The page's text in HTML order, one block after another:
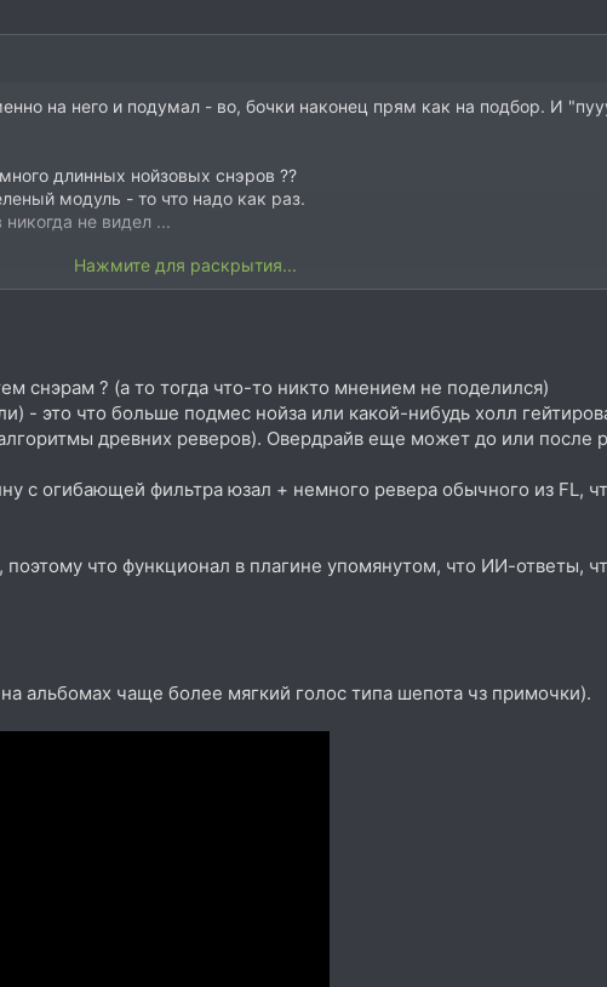
на него и подумал - во, бочки наконец прям как на подбор. И
длинных нойзовых снэров ??
модуль - то что надо как раз.
не видел ...
Нажмите для раскрытия...
снэрам ? (а то тогда что-то никто мнением не поделился)
- это что больше подмес нойза или какой-нибудь холл
древних реверов). Овердрайв еще может до или после
с огибающей фильтра юзал + немного ревера обычного из FL,
что функционал в плагине упомянутом, что ИИ-ответы,
альбомах чаще более мягкий голос типа шепота чз примочки).